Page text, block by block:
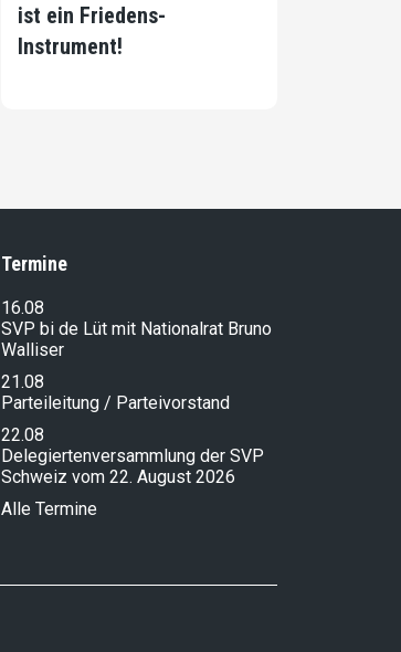
ist ein Friedens-
Instrument!
Termine
16.08
SVP bi de Lüt mit Nationalrat Bruno
Walliser
21.08
Parteileitung / Parteivorstand
22.08
Delegiertenversammlung der SVP
Schweiz vom 22. August 2026
Alle Termine